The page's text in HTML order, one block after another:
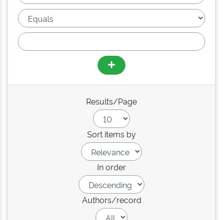
Results/Page
Sort items by
In order
Authors/record